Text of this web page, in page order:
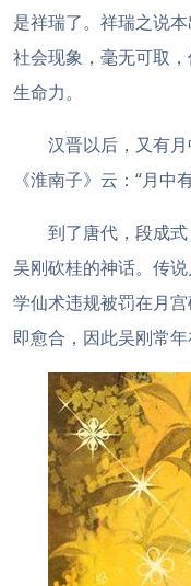
是祥瑞了。 祥瑞之说
社会现象，毫无可取
生命力。
汉晋以后，又有
《淮南子》云：“月中
到了唐代，段成
吴刚砍桂的神话。传
学仙术违规被罚在月
即愈合，因此吴刚常